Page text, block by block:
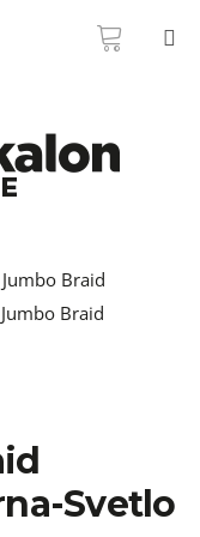
KOŠÍK
Jumbo Braid
Braid
Svetlo